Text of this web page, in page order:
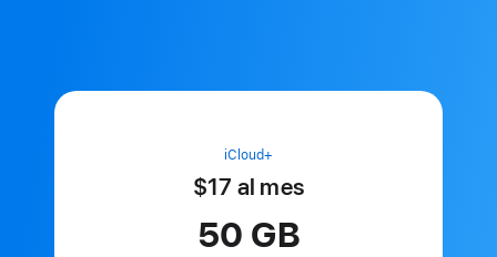
iCloud+
$17 al mes
50 GB